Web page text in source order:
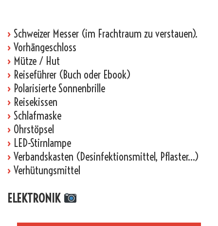
› Schweizer Messer (im Frachtraum zu verstauen).
› Vorhängeschloss
› Mütze / Hut
› Reiseführer (Buch oder Ebook)
› Polarisierte Sonnenbrille
› Reisekissen
› Schlafmaske
› Ohrstöpsel
› LED-Stirnlampe
› Verbandskasten (Desinfektionsmittel, Pflaster…)
› Verhütungsmittel
ELEKTRONIK